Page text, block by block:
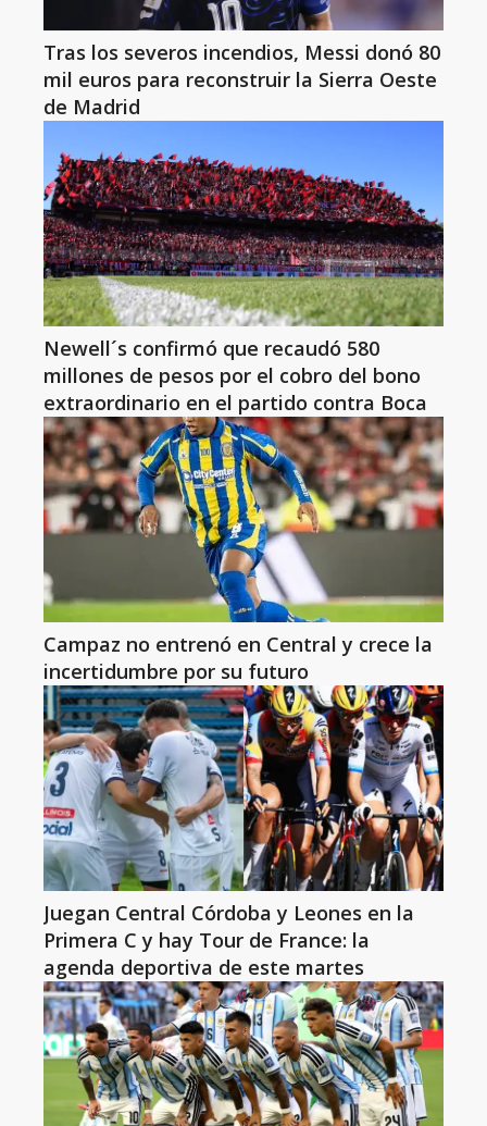
Tras los severos incendios, Messi donó 80
mil euros para reconstruir la Sierra Oeste
de Madrid
Newell´s confirmó que recaudó 580
millones de pesos por el cobro del bono
extraordinario en el partido contra Boca
Campaz no entrenó en Central y crece la
incertidumbre por su futuro
Juegan Central Córdoba y Leones en la
Primera C y hay Tour de France: la
agenda deportiva de este martes